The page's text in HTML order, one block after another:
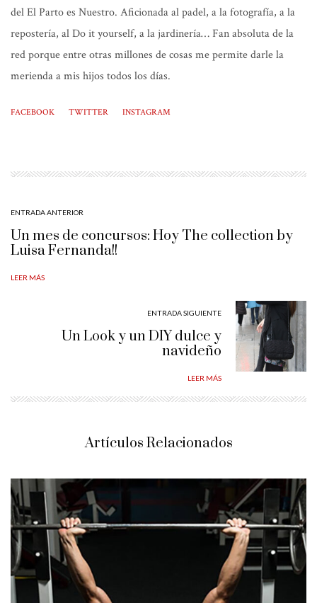
del El Parto es Nuestro. Aficionada al padel, a la fotografía, a la
repostería, al Do it yourself, a la jardinería… Fan absoluta de la
red porque entre otras millones de cosas me permite darle la
merienda a mis hijos todos los días.
FACEBOOK TWITTER INSTAGRAM
ENTRADA ANTERIOR
Un mes de concursos: Hoy The collection by
Luisa Fernanda!!
LEER MÁS
ENTRADA SIGUIENTE
Un Look y un DIY dulce y
navideño
LEER MÁS
Artículos Relacionados